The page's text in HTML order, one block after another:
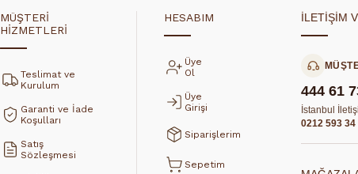
MÜŞTERİ
HİZMETLERİ
Teslimat ve
Kurulum
Garanti ve İade
Koşulları
Satış
Sözleşmesi
HESABIM
Üye
Ol
Üye
Girişi
Siparişlerim
Sepetim
İLETİŞİM
444 61
İstanbul
0212 593 34